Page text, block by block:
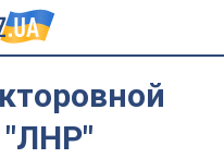
"ЛНР"